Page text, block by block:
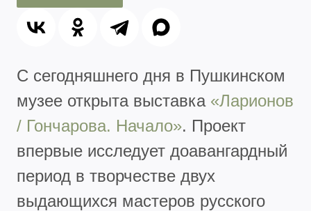
С сегодняшнего дня в Пушкинском
музее открыта выставка«Ларионов
/ Гончарова. Начало». Проект
впервые исследует доавангардный
период в творчестве двух
выдающихся мастеров русского